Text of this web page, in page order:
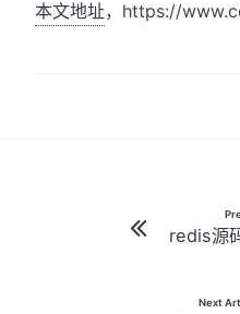
本文地址，https://
redis源
Next